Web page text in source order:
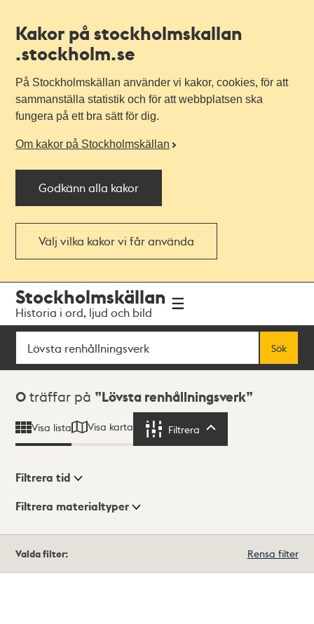
Kakor på stockholmskallan
.stockholm.se
På Stockholmskällan använder vi kakor, cookies, för att
sammanställa statistik och för att webbplatsen ska
fungera på ett bra sätt för dig.
Om kakor på Stockholmskällan
Godkänn alla kakor
Välj vilka kakor vi får använda
navigationen
huvudinnehållet
Stockholmskällan
Historia i ord, ljud och bild
Sök
Sök
Sökresultat
0 träffar på Lövsta renhållningsverk
Visa lista Visa karta Filtrera
Visningsläge
Filtrera tid
Filtrera materialtyper
träffar
Valda filter: Rensa filter